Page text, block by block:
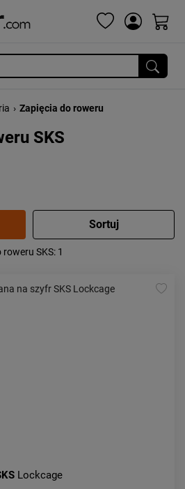
› Zapięcia do roweru
SKS
od najwyższej
SKS: 1
Lockcage